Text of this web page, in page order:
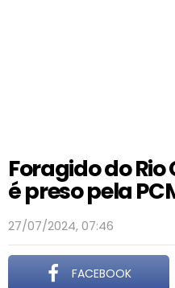
Foragido do
é preso pela
27/07/2024, 07:46
FACEBOOK